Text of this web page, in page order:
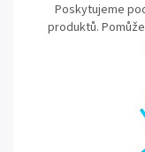
Poskytujeme
produktů.